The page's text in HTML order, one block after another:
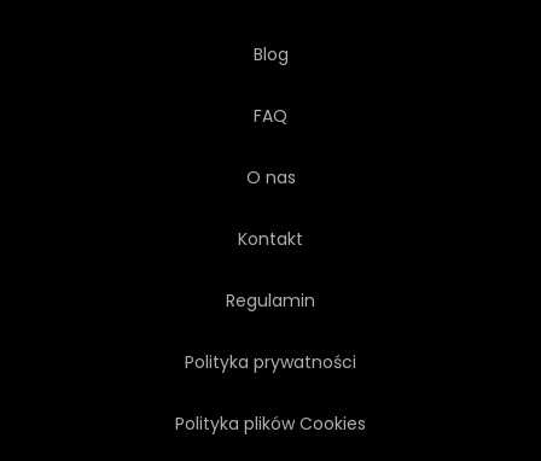
Blog
FAQ
O nas
Kontakt
Regulamin
Polityka prywatności
Polityka plików Cookies